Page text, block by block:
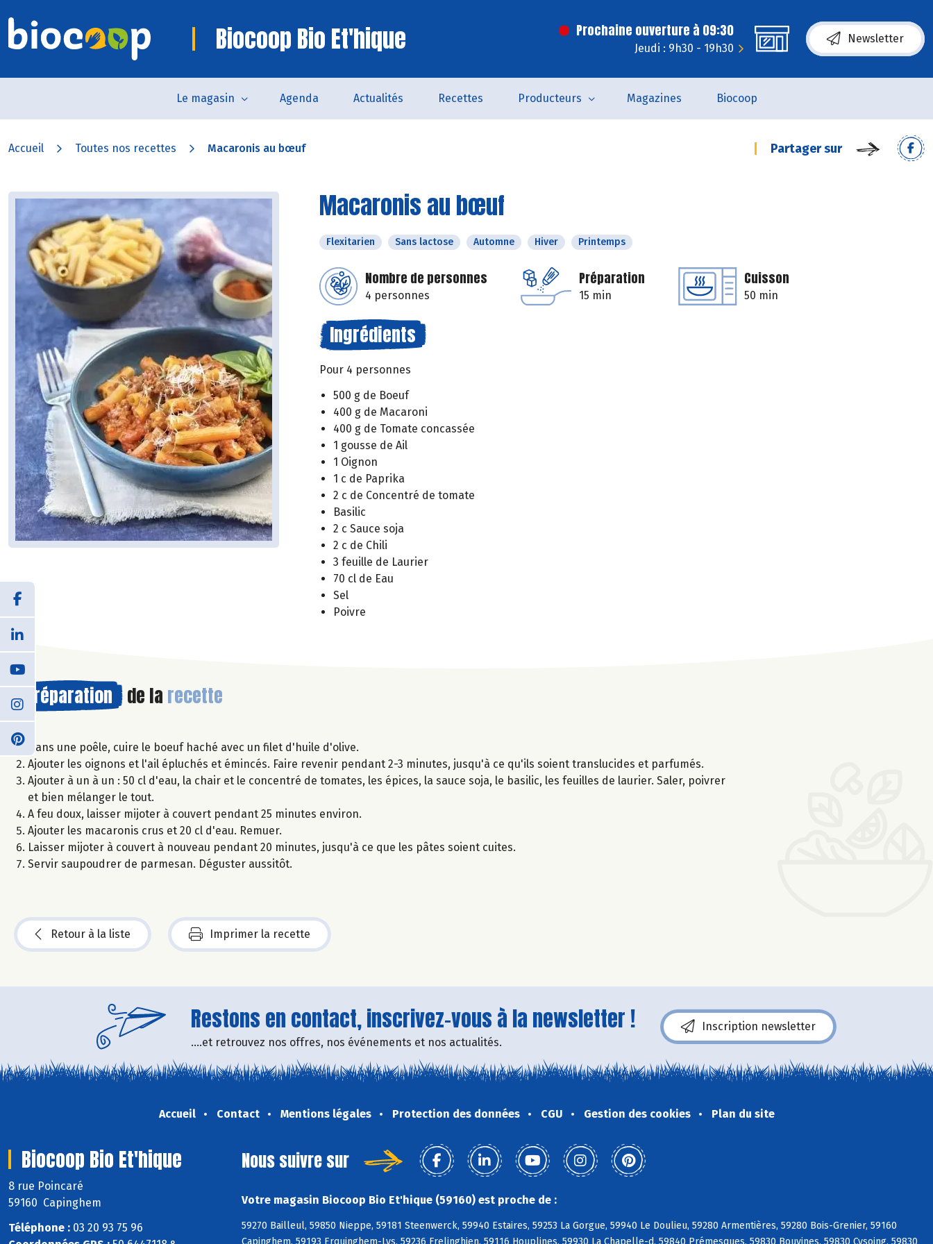
Biocoop Bio Et'hique Prochaine ouverture à 09:30
Jeudi : 9h30 - 19h30
Newsletter
Le magasin Agenda Actualités Recettes Producteurs Magazines Biocoop
Accueil Toutes nos recettes Macaronis au bœuf Partager sur
Macaronis au bœuf
Flexitarien Sans lactose Automne Hiver Printemps
Nombre de personnes
4 personnes
Préparation
15 min
Cuisson
50 min
Ingrédients
Pour 4 personnes
500 g de Boeuf
400 g de Macaroni
400 g de Tomate concassée
1 gousse de Ail
1 Oignon
1 c de Paprika
2 c de Concentré de tomate
Basilic
2 c Sauce soja
2 c de Chili
3 feuille de Laurier
70 cl de Eau
Sel
Poivre
Préparation de la recette
Dans une poêle, cuire le boeuf haché avec un filet d'huile d'olive.
Ajouter les oignons et l'ail épluchés et émincés. Faire revenir pendant 2-3 minutes, jusqu'à ce qu'ils soient translucides et parfumés.
Ajouter à un à un : 50 cl d'eau, la chair et le concentré de tomates, les épices, la sauce soja, le basilic, les feuilles de laurier. Saler, poivrer
et bien mélanger le tout.
A feu doux, laisser mijoter à couvert pendant 25 minutes environ.
Ajouter les macaronis crus et 20 cl d'eau. Remuer.
Laisser mijoter à couvert à nouveau pendant 20 minutes, jusqu'à ce que les pâtes soient cuites.
Servir saupoudrer de parmesan. Déguster aussitôt.
Retour à la liste Imprimer la recette
Restons en contact, inscrivez-vous à la newsletter !
....et retrouvez nos offres, nos événements et nos actualités.
Inscription newsletter
Accueil Contact Mentions légales Protection des données CGU Gestion des cookies Plan du site
Biocoop Bio Et'hique
8 rue Poincaré
59160 Capinghem
Téléphone : 03 20 93 75 96
Nous suivre sur
Votre magasin Biocoop Bio Et'hique (59160) est proche de :
59270 Bailleul, 59850 Nieppe, 59181 Steenwerck, 59940 Estaires, 59253 La Gorgue, 59940 Le Doulieu, 59280 Armentières, 59280 Bois-Grenier, 59160
Capinghem, 59193 Erquinghem-Lys, 59236 Frelinghien, 59116 Houplines, 59930 La Chapelle-d, 59840 Prémesques, 59830 Bouvines, 59830 Cysoing, 59830